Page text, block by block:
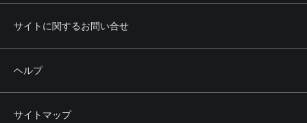
サイトに関するお問い合せ
ヘルプ
サイトマップ